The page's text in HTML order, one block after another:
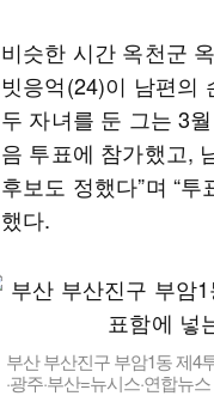
비슷한 시간 옥천군
빗응억(24)이 남편의
두 자녀를 둔 그는 3
음 투표에 참가했고,
후보도 정했다”며 “
했다.
부산 부산진구 부암1동 제4
·광주·부산=뉴시스·연합뉴스